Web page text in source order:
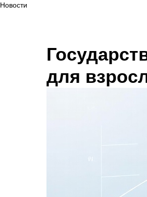
Новости
для